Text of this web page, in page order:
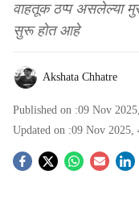
वाहतूक ठप्प असलेल्या
सुरू होत आहे
Akshata Chhatre
Published on :09 Nov
Updated on :09 Nov 2025,
S